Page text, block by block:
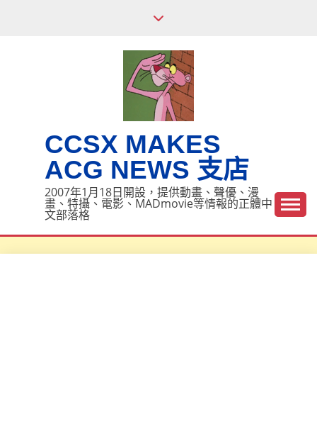
CCSX MAKES
ACG NEWS 支店
2007年1月18日開設，提供動畫、聲優、漫
畫、特攝、電影、MADmovie等情報的正體中
文部落格